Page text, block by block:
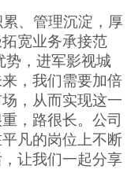
、管理沉淀，厚
拓宽业务承接范
势 ，进军影视城
，我们需要加倍
，从而实现这一
，路很长。公司
凡的岗位上不断
让我们一起分享